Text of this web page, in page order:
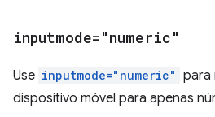
inputmode="numeric"
Use inputmode="numeric" para
dispositivo móvel para apenas